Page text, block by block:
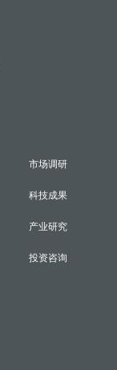
市场调研
科技成果
产业研究
投资咨询